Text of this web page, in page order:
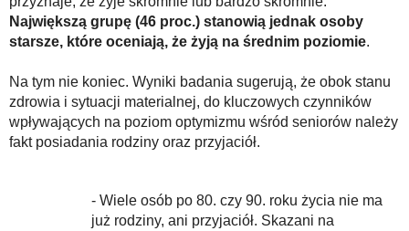
Największą grupę (46 proc.) stanowią jednak osoby
starsze, które oceniają, że żyją na średnim poziomie.
Na tym nie koniec. Wyniki badania sugerują, że obok stanu
zdrowia i sytuacji materialnej, do kluczowych czynników
wpływających na poziom optymizmu wśród seniorów należy
fakt posiadania rodziny oraz przyjaciół.
- Wiele osób po 80. czy 90. roku życia nie ma
już rodziny, ani przyjaciół. Skazani na